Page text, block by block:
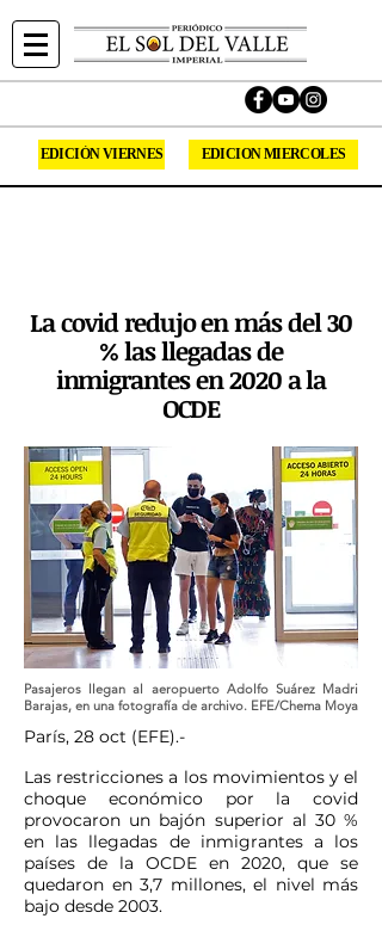
EDICIÓN VIERNES EDICION MIERCOLES
La covid redujo en más del 30
% las llegadas de
inmigrantes en 2020 a la
OCDE
Pasajeros llegan al aeropuerto Adolfo Suárez Madri
Barajas, en una fotografía de archivo. EFE/Chema Moya
París, 28 oct (EFE).-
Las restricciones a los movimientos y el
choque económico por la covid
provocaron un bajón superior al 30 %
en las llegadas de inmigrantes a los
países de la OCDE en 2020, que se
quedaron en 3,7 millones, el nivel más
bajo desde 2003.